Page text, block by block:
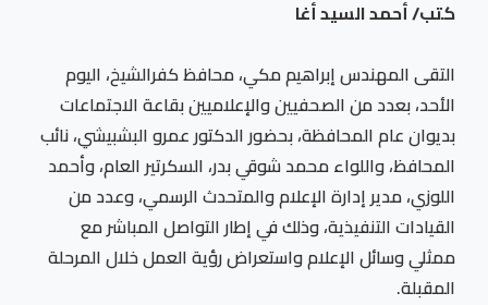
كتب/ أحمد السيد أغا
التقى المهندس إبراهيم مكي، محافظ كفرالشيخ، اليوم
الأحد، بعدد من الصحفيين والإعلاميين بقاعة الاجتماعات
بديوان عام المحافظة، بحضور الدكتور عمرو البشبيشي، نائب
المحافظ، واللواء محمد شوقي بدر، السكرتير العام، وأحمد
اللوزي، مدير إدارة الإعلام والمتحدث الرسمي، وعدد من
القيادات التنفيذية، وذلك في إطار التواصل المباشر مع
ممثلي وسائل الإعلام واستعراض رؤية العمل خلال المرحلة
المقبلة.